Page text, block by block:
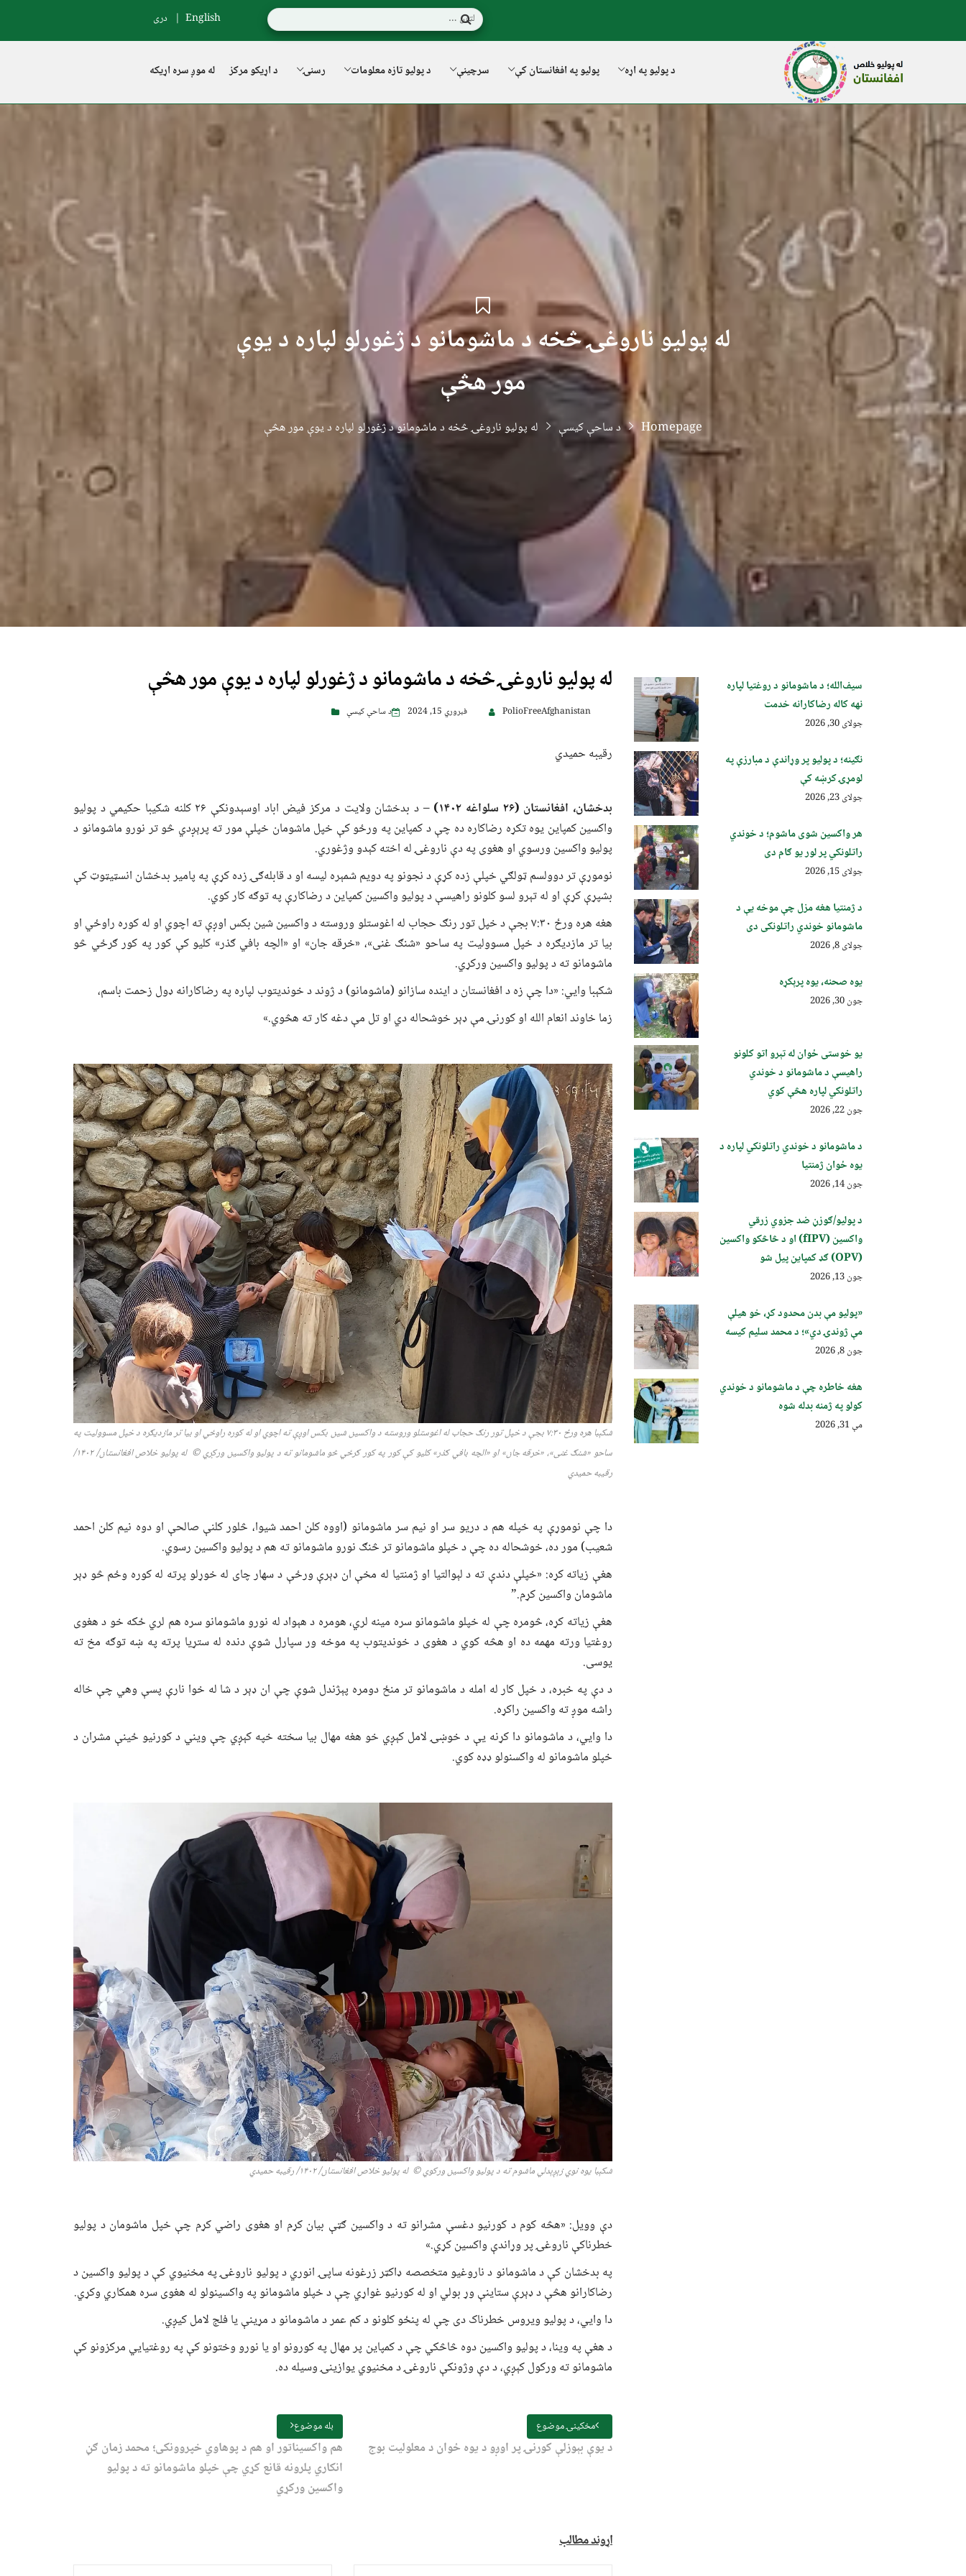
English دری
د پولیو په اړه پولیو په افغانستان کې سرچینې د پولیو تازه معلومات رسنۍ د اړیکو مرکز له موږ سره اړیکه
له پولیو ناروغۍ څخه د ماشومانو د ژغورلو لپاره د یوې
مور هڅې
Homepage د ساحې کیسې له پولیو ناروغۍ څخه د ماشومانو د ژغورلو لپاره د یوې مور هڅې
له پولیو ناروغۍ څخه د ماشومانو د ژغورلو لپاره د یوې مور هڅې
PolioFreeAfghanistan فبروري 15, 2024 د ساحې کیسې
رقیبه حمیدي
بدخشان، افغانستان (۲۶ سلواغه
– د بدخشان ولایت د مرکز فیض اباد اوسېدونکې ۲۶ کلنه شکیبا حکیمي د پولیو
واکسین کمپاین یوه تکړه رضاکاره ده چې د کمپاین په ورځو کې خپل ماشومان خپلې مور ته پرېږدي څو تر نورو ماشومانو د
پولیو واکسین ورسوي او هغوی په دې ناروغۍ له اخته کېدو وژغوري.
نوموړې تر دوولسم ټولګي خپلې زده کړې د نجونو په دویم شمېره لیسه او د قابله‌ګۍ زده کړې په پامیر بدخشان انسټیټوټ کې
بشپړې کړې او له تېرو لسو کلونو راهیسې د پولیو واکسین کمپاین د رضاکارې په توګه کار کوي.
هغه هره ورځ ۷:۳۰ بجې د خپل تور رنګ حجاب له اغوستلو وروسته د واکسین شین بکس اوږې ته اچوي او له کوره راوځي او
بیا تر مازدیګره د خپل مسوولیت په ساحو «شنګ غنی»، «خرقه جان» او «الچه بافي ګذر» کلیو کې کور په کور ګرځي څو
ماشومانو ته د پولیو واکسین ورکړي.
شکېبا وايي: «دا چې زه د افغانستان د اینده سازانو (ماشومانو) د ژوند د خوندیتوب لپاره په رضاکارانه ډول زحمت باسم،
زما خاوند انعام الله او کورنۍ مې ډېر خوشحاله دي او تل مې دغه کار ته هڅوي.»
شکېبا هره ورځ ۷:۳۰ بج
ې د خپل تور رنګ حجاب له اغوستلو وروسته د واکسین شین بکس اوږې ته اچوي او له کوره راوځي او بیا تر مازدیګره د خپل مسوولیت په
ساحو «شنګ غنی»، «خرقهجان»او«الچه بافي ګذر» کلیو کې کور په کور ګرځي څو ماشومانو ته د پولیو واکسین ورکړي©
له پولیو خلاص افغانستان/ ۱۴۰۲/
رقیبه حمیدي
دا چې نوموړې په خپله هم د دریو سر او نیم سر ماشومانو (اووه کلن احمد شیوا، څلور کلنې صالحې او دوه نیم کلن احمد
شعیب) مور ده، خوشحاله ده چې د خپلو ماشومانو تر څنګ نورو ماشومانو ته هم د پولیو واکسین رسوي.
هغې زیاته کړه: «خپلې دندې ته د لېوالتیا او ژمنتیا له مخې ان ډېرې ورځې د سهار چای له خوړلو پرته له کوره وځم څو ډېر
ماشومان واکسین کړم.”
هغې زياته کړه، څومره چې له خپلو ماشومانو سره مينه لري، هومره د هېواد له نورو ماشومانو سره هم لري ځکه خو د هغوى
روغتيا ورته مهمه ده او هڅه کوي د هغوی د خوندیتوب په موخه ور سپارل شوې دنده له ستړیا پرته په ښه توګه مخ ته
یوسی.
د دې په خبره، د خپل کار له امله د ماشومانو تر منځ دومره پېژندل شوې چې ان ډېر د شا له خوا نارې پسې وهي چې خاله
راشه موږ ته واکسین راکړه.
دا وايي، د ماشومانو دا کړنه یې د خوښۍ لامل کېږي خو هغه مهال بیا سخته خپه کېږي چې ویني د کورنیو ځینې مشران د
خپلو ماشومانو له واکسنولو ډډه کوي.
شکېبا یوه نوي زېږېدلي ماشوم ته د پولیو واکسین ورکوي© له پولیو خلاص افغانستان/ ۱۴۰۲/ رقیبه حمیدي
دې وویل: «هڅه کوم د کورنیو دغسې مشرانو ته د واکسین ګټې بیان کړم او هغوی راضي کړم چې خپل ماشومان د پولیو
خطرناکې ناروغۍ پر وړاندې واکسین کړي.»
په بدخشان کې د ماشومانو د ناروغیو متخصصه ډاکټر زرغونه ساپۍ انوري د پولیو ناروغۍ په مخنیوي کې د پولیو واکسین د
رضاکارانو هڅې د ډېرې ستاینې وړ بولي او له کورنیو غواړي چې د خپلو ماشومانو په واکسینولو له هغوی سره همکاري وکړي.
دا وايي، د پولیو ویروس خطرناک دی چې له پنځو کلونو د کم عمر د ماشومانو د مړینې یا فلج لامل کیږي.
د هغې په وينا، د پوليو واکسين دوه څاڅکي چې د کمپاین پر مهال په کورونو او یا نورو وختونو کې په روغتيايي مرکزونو کې
ماشومانو ته ورکول کېږي، د دې وژونکې ناروغۍ د مخنیوي یوازینۍ وسیله ده.
مخکینۍ موضوع
د یوې بېوزلې کورنۍ پر اوږو د یوه ځوان د معلولیت بوج
بله موضوع
هم واکسیناتور او هم د پوهاوي خپروونکی؛ محمد زمان ګڼ
انکاري پلرونه قانع کړي چې خپلو ماشومانو ته د پولیو
واکسین ورکړي
اړوند مطالب
سیف‌الله؛ د ماشومانو د روغتیا لپاره
نهه کاله رضاکارانه خدمت
جولای 30, 2026
نګینه؛ د پولیو پر وړاندې د مبارزې په
لومړۍ کرښه کې
جولای 23, 2026
هر واکسین شوی ماشوم؛ د خوندي
راتلونکي پر لور یو ګام دی
جولای 15, 2026
د ژمنتیا هغه مزل چې موخه یې د
ماشومانو خوندي راتلونکی دی
جولای 8, 2026
یوه صحنه، یوه پرېکړه
جون 30, 2026
یو خوستی ځوان له تېرو اتو کلونو
راهیسې د ماشومانو د خوندي
راتلونکي لپاره هڅې کوي
جون 22, 2026
د ماشومانو د خوندي راتلونکي لپاره د
یوه ځوان ژمنتیا
جون 14, 2026
د پولیو/ګوزڼ ضد جزوي زرقي
واکسین (fIPV) او د څاڅکو واکسین
(OPV) ګډ کمپاین پيل شو
جون 13, 2026
«پولیو مې بدن محدود کړ، خو هیلې
مې ژوندۍ دي»؛ د محمد سلیم کیسه
جون 8, 2026
هغه خاطره چې د ماشومانو د خوندي
کولو په ژمنه بدله شوه
مې 31, 2026